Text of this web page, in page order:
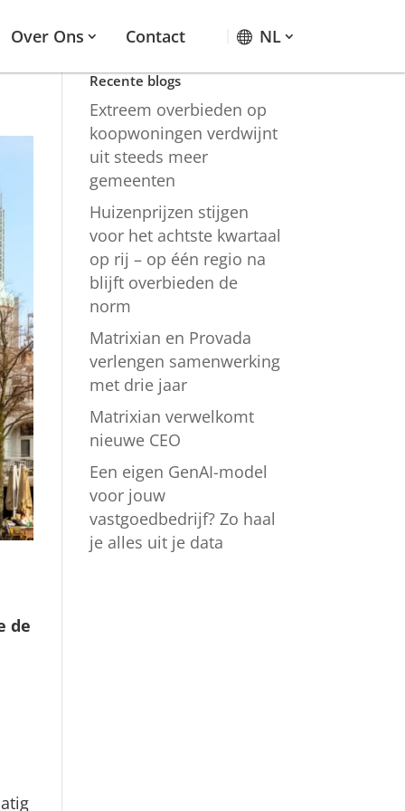
Over Ons Contact NL
de
Recente blogs
Extreem overbieden op
koopwoningen verdwijnt
uit steeds meer
gemeenten
Huizenprijzen stijgen
voor het achtste kwartaal
op rij – op één regio na
blijft overbieden de
norm
Matrixian en Provada
verlengen samenwerking
met drie jaar
Matrixian verwelkomt
nieuwe CEO
Een eigen GenAI-model
voor jouw
vastgoedbedrijf? Zo haal
je alles uit je data